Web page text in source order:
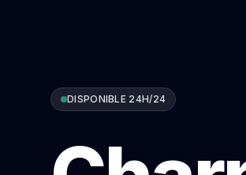
DISPONIBLE 24H/24